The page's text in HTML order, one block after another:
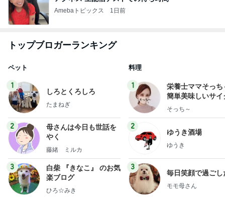
Amebaトピックス 1日前
トップブロガーランキング
ペット
1
しろとくろしろ
たまねぎ
2
母さんは今日も世話を
やく
藤緒 ミルカ
3
白柴 『きなこ』 のお気
楽ブログ
ひろ☆みき
料理
1
栄養士ママそっち
簡単美味しいサイ
献立
そっち～
2
ゆうき酒場
ゆうき
3
毎日笑顔で過ごし
モモ母さん